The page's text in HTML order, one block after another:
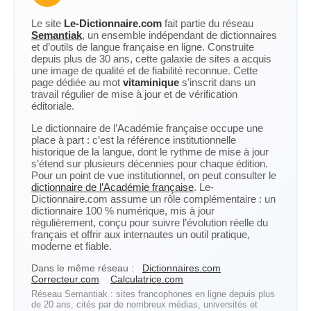
Le site Le-Dictionnaire.com fait partie du réseau
Semantiak, un ensemble indépendant de dictionnaires
et d’outils de langue française en ligne. Construite
depuis plus de 30 ans, cette galaxie de sites a acquis
une image de qualité et de fiabilité reconnue. Cette
page dédiée au mot vitaminique s’inscrit dans un
travail régulier de mise à jour et de vérification
éditoriale.
Le dictionnaire de l’Académie française occupe une
place à part : c’est la référence institutionnelle
historique de la langue, dont le rythme de mise à jour
s’étend sur plusieurs décennies pour chaque édition.
Pour un point de vue institutionnel, on peut consulter le
dictionnaire de l’Académie française. Le-
Dictionnaire.com assume un rôle complémentaire : un
dictionnaire 100 % numérique, mis à jour
régulièrement, conçu pour suivre l’évolution réelle du
français et offrir aux internautes un outil pratique,
moderne et fiable.
Dans le même réseau :
Dictionnaires.com
Correcteur.com
Calculatrice.com
Réseau Semantiak : sites francophones en ligne depuis plus
de 20 ans, cités par de nombreux médias, universités et